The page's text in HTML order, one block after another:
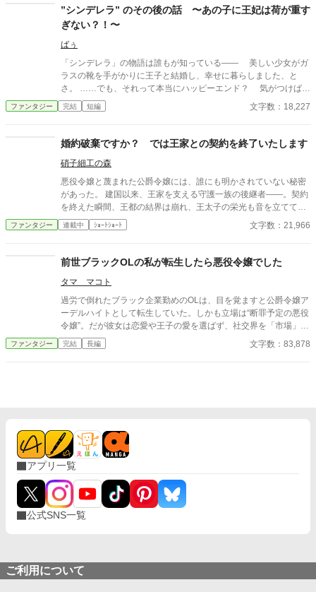
章案をもとに、作者が取捨選択・加筆修正して制作した作品で
す。 構成、設定は作者によるものです。 賞・出版申請を目的と
した作品ではありません。
”シンデレラ” のその後の話 〜あの子に王妃は荷が重す
ぎない？！〜
ばぅ
「シンデレラ」の物語は誰もが知っている—— 美しい少女がガ
ラスの靴を手がかりに王子と結婚し、幸せに暮らしました、と
さ。 ……でも、それって本当にハッピーエンド？ 気がつけば、
私は義理の姉としてこの物語の中に転生していた。しかも、シン
デレラを散々いびった舞踏会の夜の直後。手遅れ感満載。 この
の後待っているのは不幸な未来。王宮での嫁いびり、王子の無関
心、そして孤独——。 こんなエンディング、認められるわけな
い！ 私は舞踏会をブッチして、魔法使いの弟子になった。エラ
を救うために。だけど予想外の魔法の呪文、クセの強すぎる師
匠、そして最悪なことに……！？ エラの幸せを取り戻すため、
義理姉のドタバタ救出劇が今、幕を開ける！ 果たして本当のハッ
ファンタジー 完結 短編 文字数：18,227
婚約破棄ですか？ では王家との契約を終了いたします
硝子細工の森
悪役令嬢と蔑まれた公爵令嬢には、誰にも明かされていない秘密
があった。 建国以来、王家を支える守護一族の後継者――。契約
を終えた瞬間、王都の結界は崩れ、王太子の栄光も音を立てて崩
壊する こちらは一挙掲載で一話ですが長目です
ファンタジー 連載中 ｼｮｰﾄｼｮｰﾄ 文字数：21,966
前世ブラックOLの私が転生したら悪役令嬢でした
タマ マコト
過労で倒れたブラック企業勤めのOLは、目を覚ますと公爵令嬢ア
ーデルハイトとして転生していた。しかも立場は“断罪予定の悪役
令嬢”。だが彼女は恋愛や王子の愛を選ばず、社交界を「市場」と
見抜く。王家の財政が危ういことを察知し、家の莫大な資産と金
融知識を武器に“期限付き融資”という刃を突きつける。理想主義
ファンタジー 完結 長編 文字数：83,878
アプリ一覧
公式SNS一覧
ご利用について